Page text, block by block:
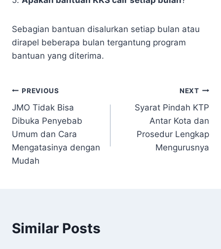
Sebagian bantuan disalurkan setiap bulan atau
dirapel beberapa bulan tergantung program
bantuan yang diterima.
Navigasi
pos
PREVIOUS
JMO Tidak Bisa
Dibuka Penyebab
Umum dan Cara
Mengatasinya dengan
Mudah
NEXT
Syarat Pindah KTP
Antar Kota dan
Prosedur Lengkap
Mengurusnya
Similar Posts